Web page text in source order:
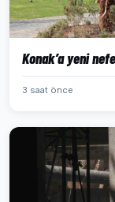
Konak’a yeni
3 saat önce